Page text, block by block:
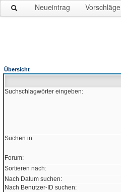
Neueintrag Vorschläge
Übersicht
Suchschlagwörter eingeben:
Suchen in:
Forum:
Sortieren nach:
Nach Datum suchen:
Nach Benutzer-ID suchen: